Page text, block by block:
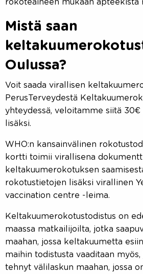
rokoteaineen mukaan apteekista
Mistä saan
Oulussa?
Voit saada virallisen
PerusTerveydestä
yhteydessä, veloitamme siitä
lisäksi.
WHO:n kansainvälinen
kortti toimii virallisena
keltakuumerokotuksen
rokotustietojen lisäksi virallinen
vaccination centre -leima.
Keltakuumerokotustodistus on
maassa matkailijoilta, jotka
maahan, jossa keltakuumetta
maihin todistusta vaaditaan
tehnyt välilaskun maahan, jossa